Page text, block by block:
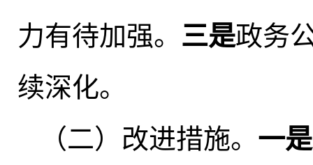
力有待加强。 三是政务
续深化。
（二）改进措施。 一是